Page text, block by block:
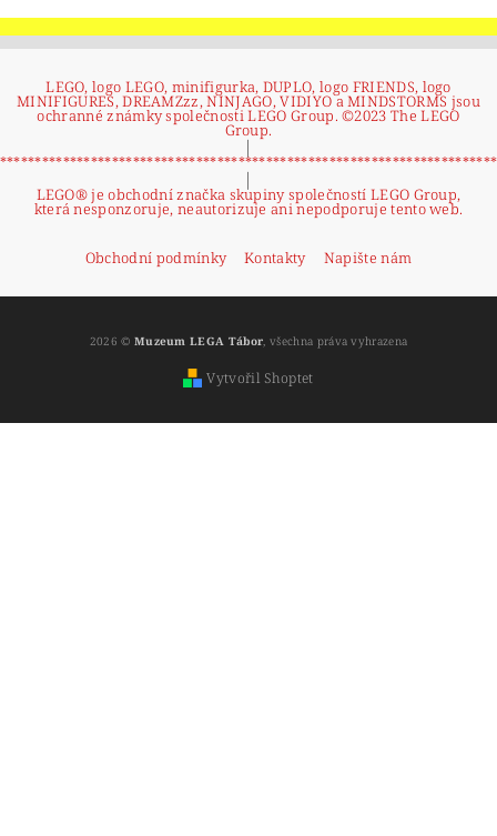
LEGO, logo LEGO, minifigurka, DUPLO, logo FRIENDS, logo
MINIFIGURES, DREAMZzz, NINJAGO, VIDIYO a MINDSTORMS jsou
ochranné známky společnosti LEGO Group. ©2023 The LEGO
Group.
|
|
LEGO® je obchodní značka skupiny společností LEGO Group,
která nesponzoruje, neautorizuje ani nepodporuje tento web.
Obchodní podmínky Kontakty Napište nám
2026 © Muzeum LEGA Tábor , všechna práva vyhrazena
Vytvořil Shoptet